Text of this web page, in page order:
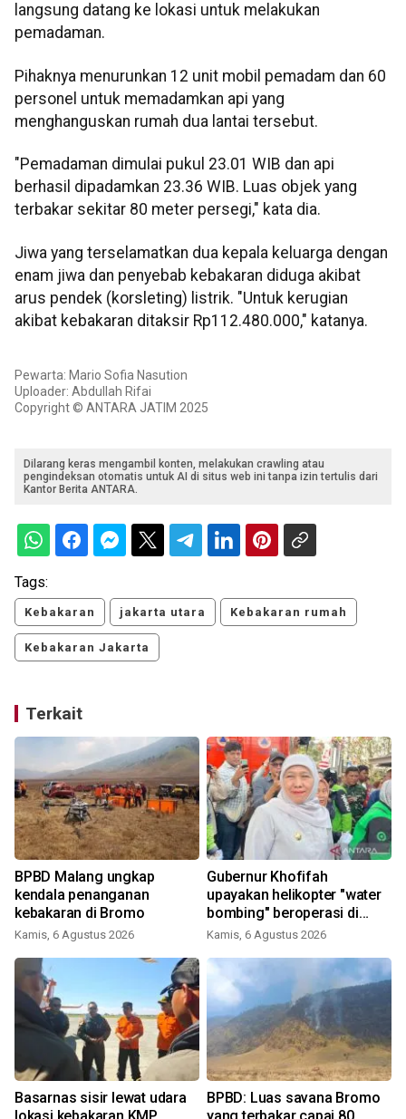
langsung datang ke lokasi untuk melakukan
pemadaman.
Pihaknya menurunkan 12 unit mobil pemadam dan 60
personel untuk memadamkan api yang
menghanguskan rumah dua lantai tersebut.
"Pemadaman dimulai pukul 23.01 WIB dan api
berhasil dipadamkan 23.36 WIB. Luas objek yang
terbakar sekitar 80 meter persegi," kata dia.
Jiwa yang terselamatkan dua kepala keluarga dengan
enam jiwa dan penyebab kebakaran diduga akibat
arus pendek (korsleting) listrik. "Untuk kerugian
akibat kebakaran ditaksir Rp112.480.000," katanya.
Pewarta: Mario Sofia Nasution
Uploader: Abdullah Rifai
Copyright © ANTARA JATIM 2025
Dilarang keras mengambil konten, melakukan crawling atau
pengindeksan otomatis untuk AI di situs web ini tanpa izin tertulis dari
Kantor Berita ANTARA.
Tags:
Kebakaran jakarta utara Kebakaran rumah
Kebakaran Jakarta
Terkait
BPBD Malang ungkap
kendala penanganan
kebakaran di Bromo
Kamis, 6 Agustus 2026
Gubernur Khofifah
upayakan helikopter "water
bombing" beroperasi di
Bromo besok
Kamis, 6 Agustus 2026
Basarnas sisir lewat udara
BPBD: Luas savana Bromo